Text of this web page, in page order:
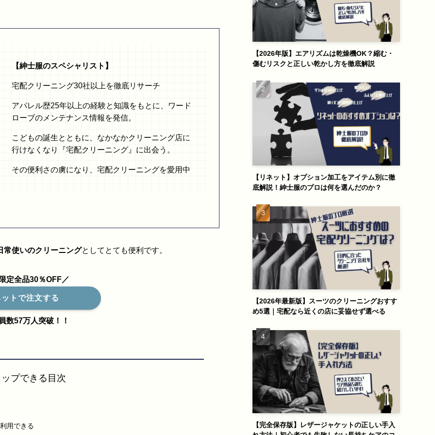
【紳士服のスペシャリスト】
宅配クリーニング30社以上を徹底リサーチ
アパレル歴25年以上の経験と知識をもとに、ワード
ローブのメンテナンス情報を発信。
こどもの誕生とともに、なかなかクリーニング店に
行けなくなり『宅配クリーニング』に出会う。
その便利さの虜になり、宅配クリーニングを愛用中
常使いのクリーニングとしてとても便利です。
定全品30％OFF／
トで注文する
数57万人突破！！
プできる目次
用できる
【2026年版】エアリズムは乾燥機OK？縮む・
傷むリスクと正しい乾かし方を徹底解説
【リネット】オプション加工をアイテム別に徹
底解説！紳士服のプロは何を選んだのか？
【2026年最新版】スーツのクリーニングおすす
め5選｜宅配なら近くの店に妥協せず選べる
【完全保存版】レザージャケットの正しい手入